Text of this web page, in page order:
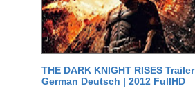
THE DARK KNIGHT RISES Trailer
German Deutsch | 2012 FullHD